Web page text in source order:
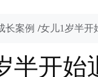
长案例 /女儿1岁半开
半开始